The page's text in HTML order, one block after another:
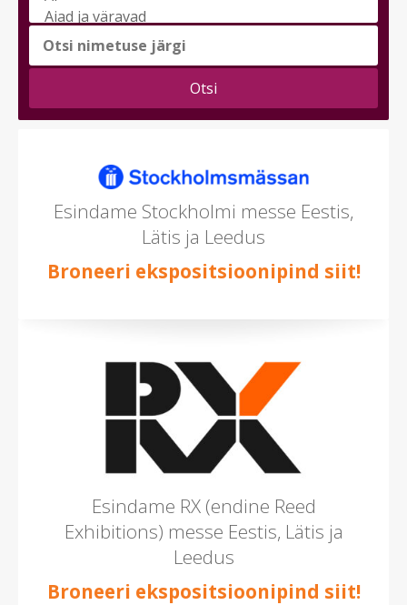
messi
teema
valida
Esindame Stockholmi messe Eestis,
Lätis ja Leedus
Broneeri ekspositsioonipind siit!
Esindame RX (endine Reed
Exhibitions) messe Eestis, Lätis ja
Leedus
Broneeri ekspositsioonipind siit!